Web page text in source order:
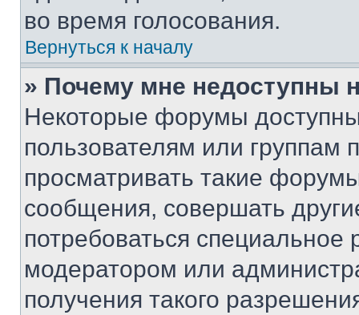
во время голосования.
Вернуться к началу
» Почему мне недоступны
Некоторые форумы
пользователям или группам
просматривать такие
сообщения, совершать
потребоваться
модератором или
получения такого